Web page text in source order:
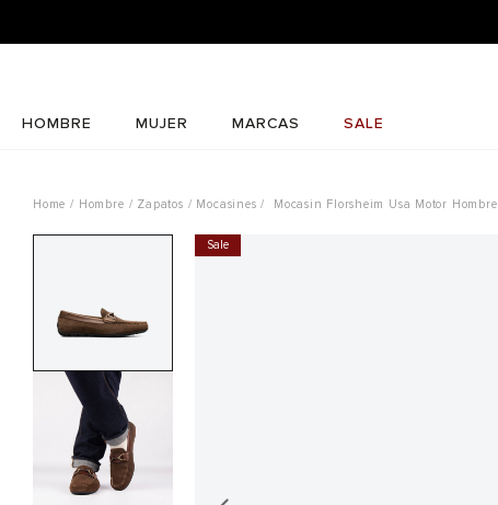
HOMBRE MUJER MARCAS SALE
Hombre Zapatos Mocasines Mocasin Florsheim Usa Motor Hombre
Sale